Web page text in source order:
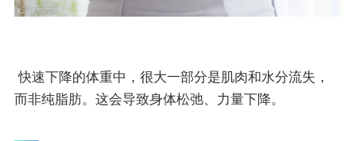
快速下降的体重中，很大一部分是肌肉和水分流失，
而非纯脂肪。这会导致身体松弛、力量下降。